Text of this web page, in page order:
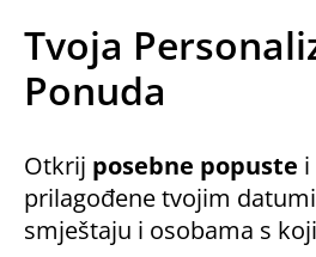
Tvoja
Ponuda
Otkrij posebne popuste i
prilagođene tvojim
smještaju i osobama s